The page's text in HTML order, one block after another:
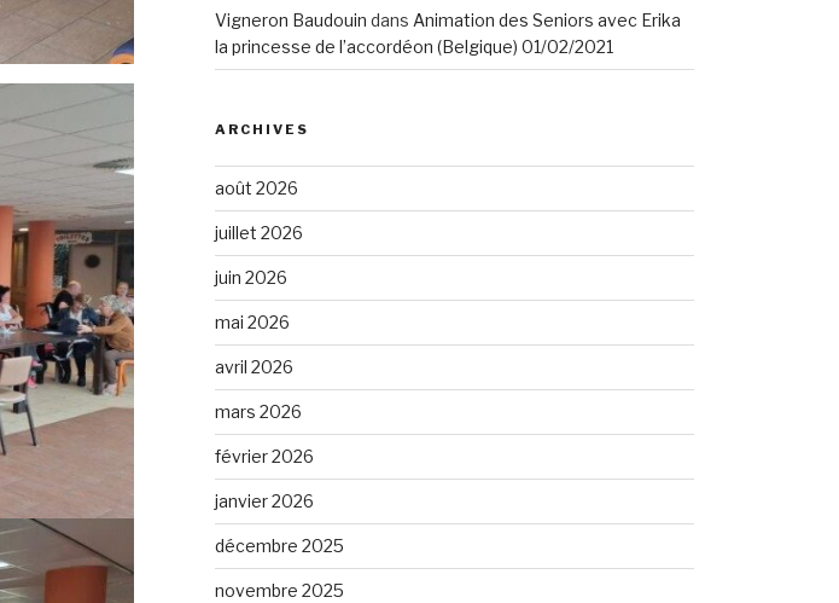
Vigneron Baudouin dans Animation des Seniors avec Erika
la princesse de l’accordéon (Belgique) 01/02/2021
ARCHIVES
août 2026
juillet 2026
juin 2026
mai 2026
avril 2026
mars 2026
février 2026
janvier 2026
décembre 2025
novembre 2025